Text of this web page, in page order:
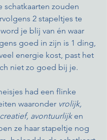
schatkaarten zouden
2 stapeltjes te
je blij van én waar
goed in zijn is 1 ding,
energie kost, past het
niet zo goed bij je.
had een flinke
waaronder vrolijk,
avontuurlijk en
ze haar stapeltje nog